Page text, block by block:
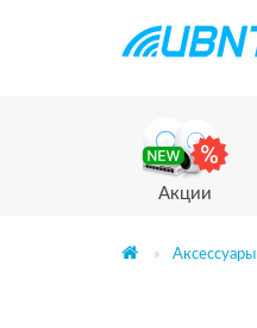
Акции
Аксессуары